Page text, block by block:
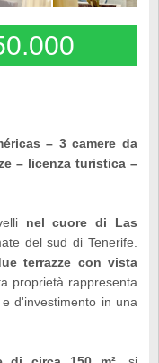
– 3 camere da
– licenza turistica –
nel cuore di Las
del sud di Tenerife.
terrazze con vista
proprietà rappresenta
d'investimento in una